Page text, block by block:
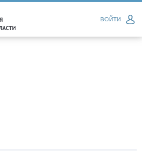
ВОЙТИ